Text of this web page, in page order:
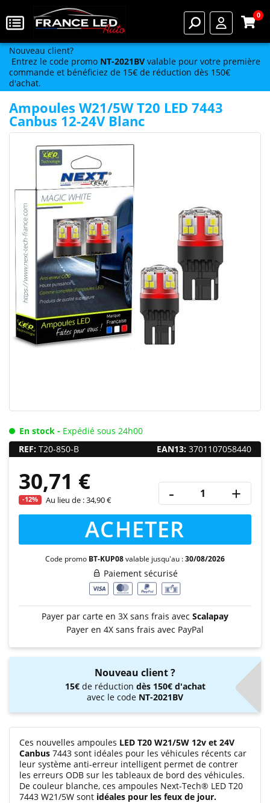
0
Nouveau client?
Entrez le code promo NT-2021BV valable pour votre première
commande et bénéficiez de 15€ de réduction dès 150€
d'achat.
Ampoules W21/5W T20 LED 7443
Canbus 12-24V Blanc
En stock - Expédié sous 24h00
REF: T20-850-B EAN13: 3701107058440
30,71 €
-12% Au lieu de :34,90 € - +
ACHETER
Code promo BT-KUP08valable jusqu'au :30/08/2026
Paiement sécurisé
Payer par carte en 3X sans frais avec Scalapay
Payer en 4X sans frais avec PayPal
Nouveau client ?
15€de réduction dès 150€ d'achat
avec le code NT-2021BV
Ces nouvelles ampoules LED T20 W21/5W 12v et 24V
Canbus 7443 sont idéales pour les véhicules récents car
leur système anti-erreur intelligent permet de contrer
les erreurs ODB sur les tableaux de bord des véhicules.
De couleur blanche, ces ampoules Next-Tech® LED T20
7443 W21/5W sont idéales pour les feux de jour.